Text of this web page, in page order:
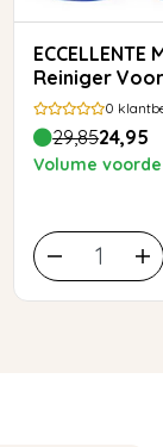
ECCELLENTE Melksysteem
Reiniger
0
29,8524,95
Volume